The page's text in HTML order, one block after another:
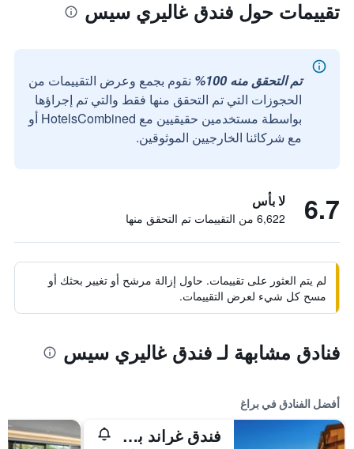
تقييمات حول فندق غاليري سيس
تم التحقق منه 100%
نقوم بجمع وعرض التقييمات من
الحجوزات التي تم التحقق منها فقط والتي تم إجراؤها
بواسطة مستخدمين حقيقيين مع HotelsCombined أو
مع شركائنا الخارجيين الموثوقين.
6.7 لا بأس
6,622 من التقييمات تم التحقق منها
لم يتم العثور على تقييمات. حاول إزالة مرشح أو تغيير بحثك أو
مسح كل شيء لعرض التقييمات.
فنادق مشابهة لـ فندق غاليري سيس
أفضل الفنادق في براغ
فندق غراند بوهيميا